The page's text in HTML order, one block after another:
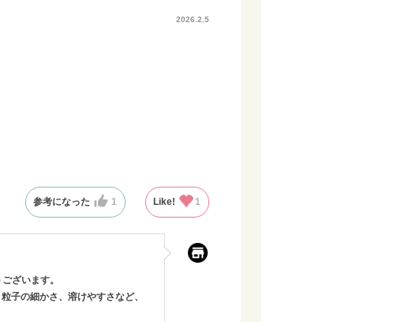
2026.2.5
参考になった 1 Like! 1
ざいます。
子の細かさ、溶けやすさなど、